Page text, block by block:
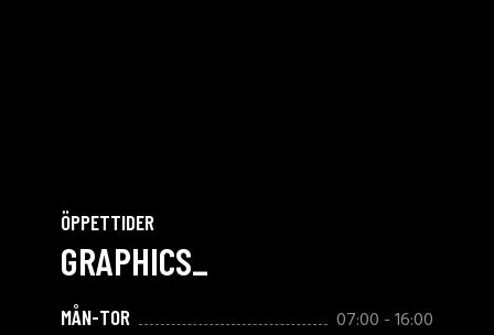
ÖPPETTIDER
GRAPHICS_
MÅN-TOR 07:00 - 16:00